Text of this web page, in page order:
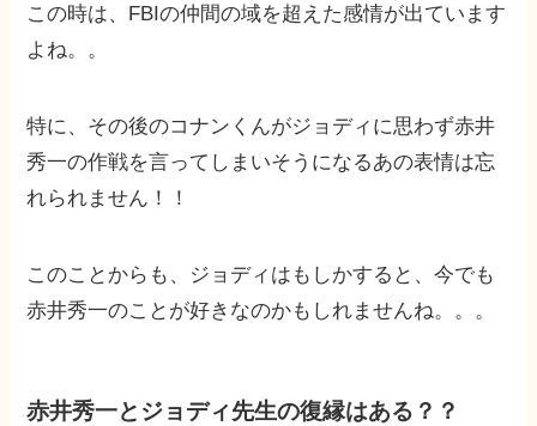
この時は、FBIの仲間の域を超えた感情が出ています
よね。。
特に、その後のコナンくんがジョディに思わず赤井
秀一の作戦を言ってしまいそうになるあの表情は忘
れられません！！
このことからも、ジョディはもしかすると、今でも
赤井秀一のことが好きなのかもしれませんね。。。
赤井秀一とジョディ先生の復縁はある？？